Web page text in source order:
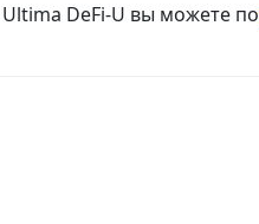
DeFi-U вы можете по